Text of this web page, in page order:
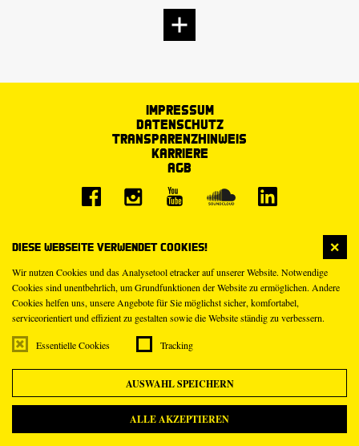
Diese Webseite verwendet Cookies!
Wir nutzen Cookies und das Analysetool etracker auf unserer Website. Notwendige
Cookies sind unentbehrlich, um Grundfunktionen der Website zu ermöglichen. Andere
Cookies helfen uns, unsere Angebote für Sie möglichst sicher, komfortabel,
serviceorientiert und effizient zu gestalten sowie die Website ständig zu verbessern.
Essentielle Cookies Tracking
AUSWAHL SPEICHERN
ALLE AKZEPTIEREN
Impressum
Datenschutz
Transparenzhinweis
Karriere
AGB